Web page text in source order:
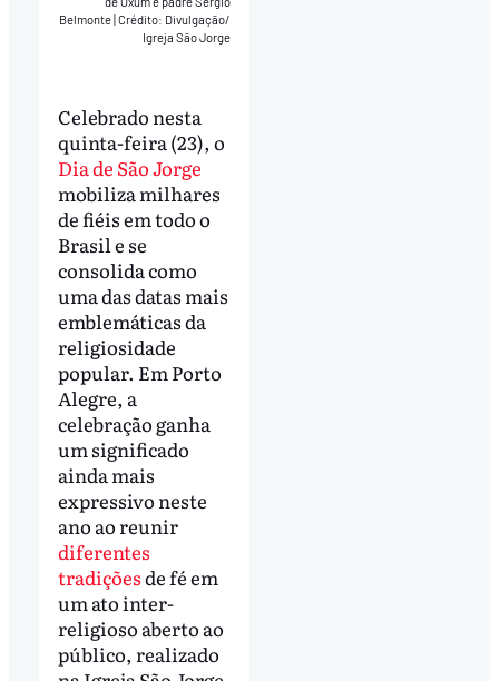
Belmonte Crédito: Divulgação/
Igreja São Jorge
Celebrado nesta
quinta-feira (23), o
Dia de São Jorge
mobiliza milhares
de fiéis em todo o
Brasil e se
consolida como
uma das datas mais
emblemáticas da
religiosidade
popular. Em Porto
Alegre, a
celebração ganha
um significado
ainda mais
expressivo neste
ano ao reunir
diferentes
tradiçõesde fé em
um ato inter-
religioso aberto ao
público, realizado